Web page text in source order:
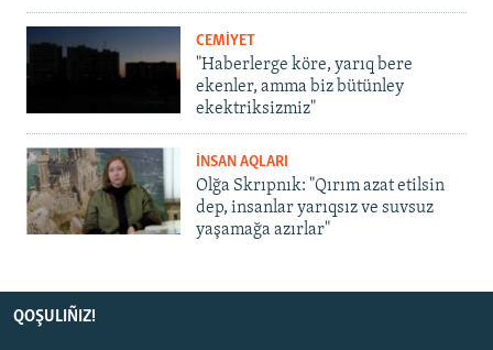
CEMİYET
"Haberlerge köre, yarıq bere
ekenler, amma biz bütünley
ekektriksizmiz"
İNSAN AQLARI
Olğa Skrıpnık: "Qırım azat etilsin
dep, insanlar yarıqsız ve suvsuz
yaşamağa azırlar"
QOŞULIÑIZ!